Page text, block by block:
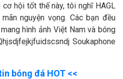
hội tốt thế này, tôi nghĩ HAGL
nguyện vọng. Các bạn đều
hình ảnh Việt Nam và bóng
Soukaphone
bóng đá HOT <<